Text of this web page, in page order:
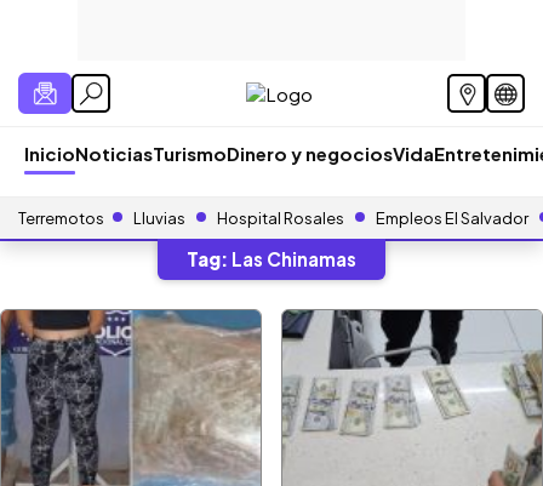
InicioNoticiasTurismoDinero y negociosVida
Terremotos Lluvias Hospital Rosales Empleos El Salvador
Tag: Las Chinamas